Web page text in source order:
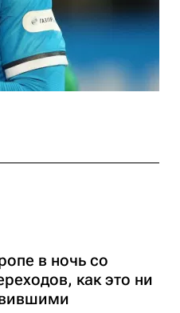
в ночь со
как это ни